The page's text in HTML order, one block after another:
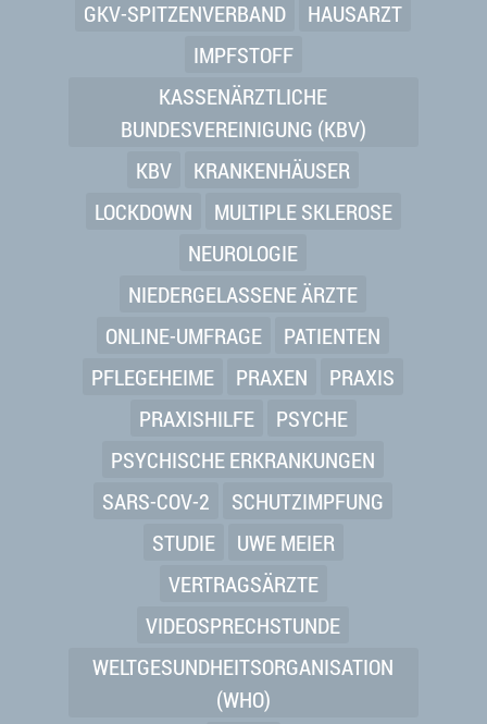
GKV-SPITZENVERBAND
HAUSARZT
IMPFSTOFF
KASSENÄRZTLICHE
BUNDESVEREINIGUNG (KBV)
KBV
KRANKENHÄUSER
LOCKDOWN
MULTIPLE SKLEROSE
NEUROLOGIE
NIEDERGELASSENE ÄRZTE
ONLINE-UMFRAGE
PATIENTEN
PFLEGEHEIME
PRAXEN
PRAXIS
PRAXISHILFE
PSYCHE
PSYCHISCHE ERKRANKUNGEN
SARS-COV-2
SCHUTZIMPFUNG
STUDIE
UWE MEIER
VERTRAGSÄRZTE
VIDEOSPRECHSTUNDE
WELTGESUNDHEITSORGANISATION
(WHO)